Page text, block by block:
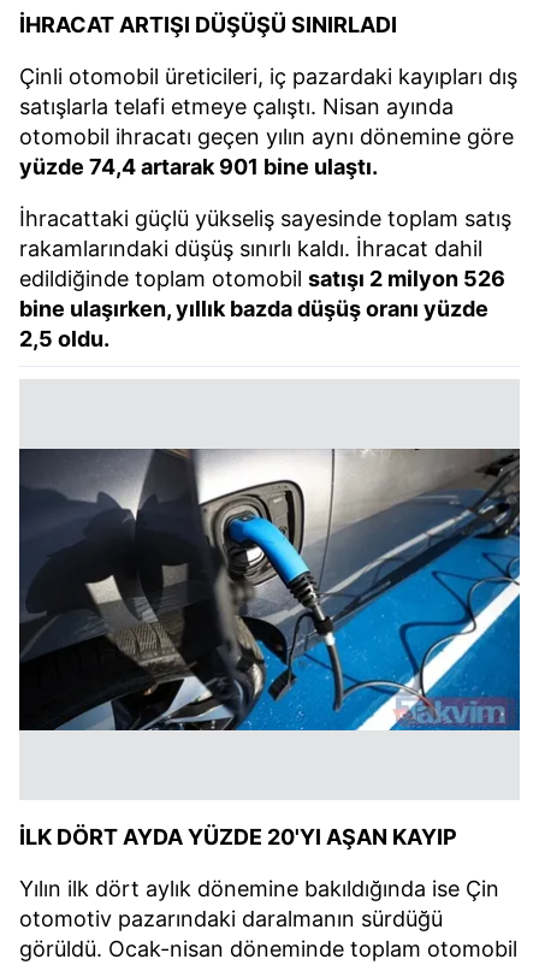
İHRACAT ARTIŞI DÜŞÜŞÜ SINIRLADI
Çinli otomobil üreticileri, iç pazardaki kayıpları dış
satışlarla telafi etmeye çalıştı. Nisan ayında
otomobil ihracatı geçen yılın aynı dönemine göre
yüzde 74,4 artarak 901 bine ulaştı.
İhracattaki güçlü yükseliş sayesinde toplam satış
rakamlarındaki düşüş sınırlı kaldı. İhracat dahil
edildiğinde toplam otomobil satışı 2 milyon 526
bine ulaşırken, yıllık bazda düşüş oranı yüzde
2,5 oldu.
İLK DÖRT AYDA YÜZDE 20'YI AŞAN KAYIP
Yılın ilk dört aylık dönemine bakıldığında ise Çin
otomotiv pazarındaki daralmanın sürdüğü
görüldü. Ocak-nisan döneminde toplam otomobil